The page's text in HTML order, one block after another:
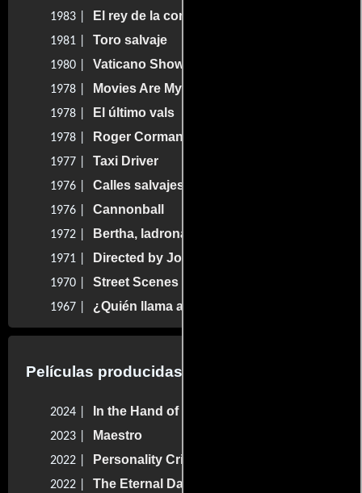
1983 | El rey de la comedia
1981 | Toro salvaje
1980 | Vaticano Show
1978 | Movies Are My Life
1978 | El último vals
1978 | Roger Corman: Hollywood's Wild Angel
1977 | Taxi Driver
1976 | Calles salvajes
1976 | Cannonball
1972 | Bertha, ladrona y amante
1971 | Directed by John Ford
1970 | Street Scenes
1967 | ¿Quién llama a mi puerta?
Películas producidas por Martin Scorsese
2024 | In the Hand of Dante
2023 | Maestro
2022 | Personality Crisis: One Night Only
2022 | The Eternal Daughter